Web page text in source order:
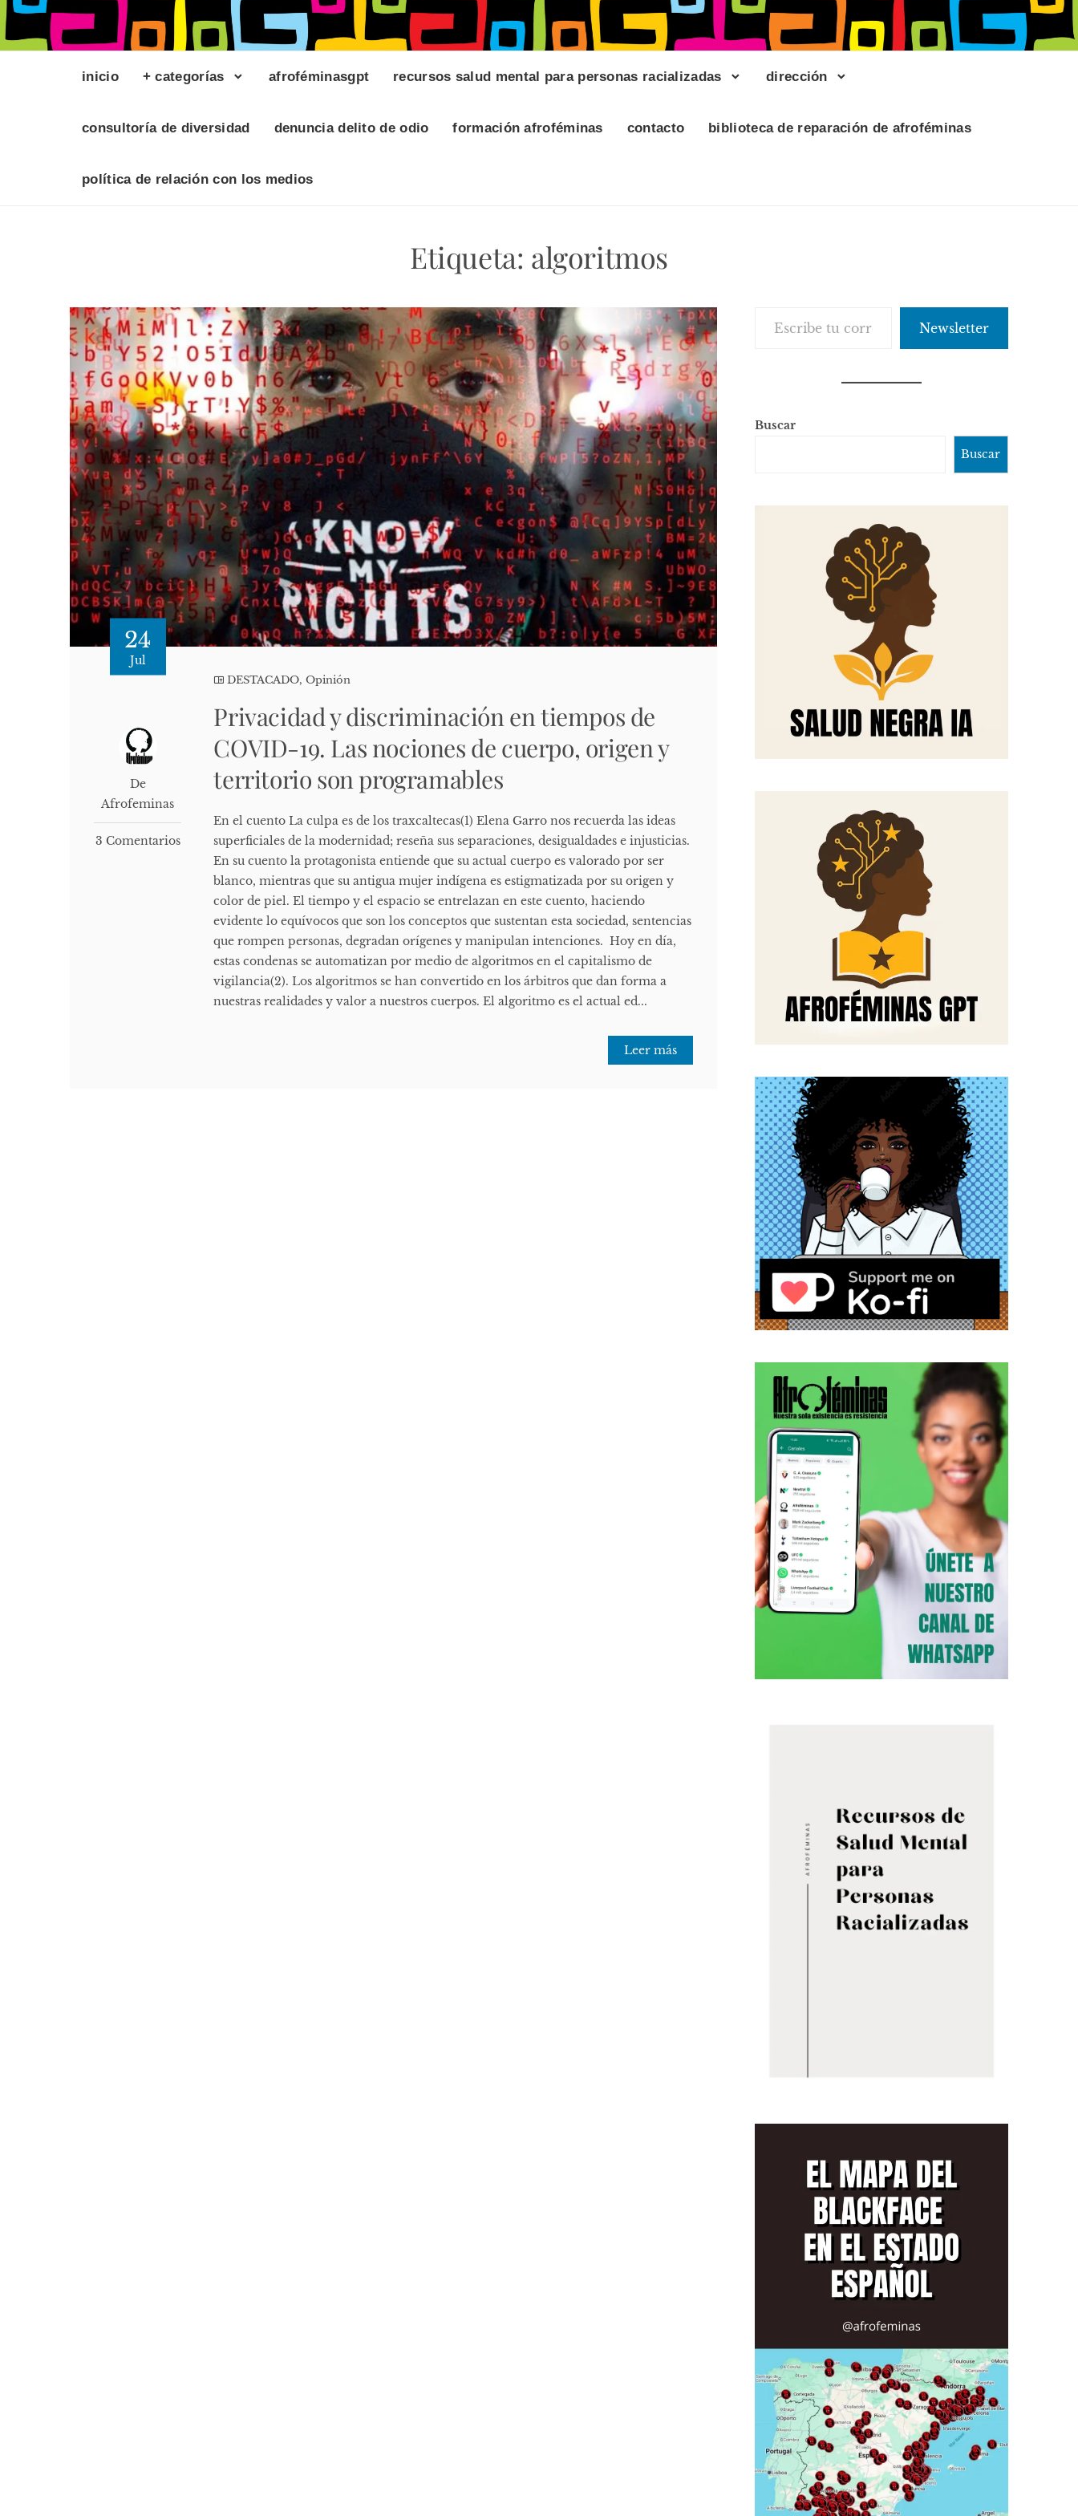
inicio + categorías afroféminasgpt recursos salud mental para personas racializadas dirección
consultoría de diversidad denuncia delito de odio formación afroféminas contacto biblioteca de reparación de afroféminas
política de relación con los medios
Etiqueta: algoritmos
24
Jul
De
Afrofeminas
3 Comentarios
DESTACADO,Opinión
Privacidad y discriminación en tiempos de
COVID-19. Las nociones de cuerpo, origen y
territorio son programables
En el cuento La culpa es de los traxcaltecas(1) Elena Garro nos recuerda las ideas
superficiales de la modernidad; reseña sus separaciones, desigualdades e injusticias.
En su cuento la protagonista entiende que su actual cuerpo es valorado por ser
blanco, mientras que su antigua mujer indígena es estigmatizada por su origen y
color de piel. El tiempo y el espacio se entrelazan en este cuento, haciendo
evidente lo equívocos que son los conceptos que sustentan esta sociedad, sentencias
que rompen personas, degradan orígenes y manipulan intenciones. Hoy en día,
estas condenas se automatizan por medio de algoritmos en el capitalismo de
vigilancia(2). Los algoritmos se han convertido en los árbitros que dan forma a
nuestras realidades y valor a nuestros cuerpos. El algoritmo es el actual ed...
Leer más
Newsletter
Buscar
Buscar